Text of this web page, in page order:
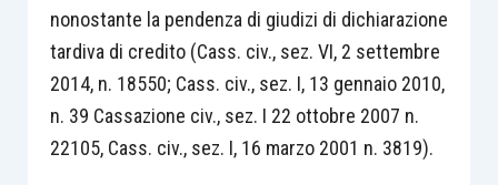
nonostante la pendenza di giudizi di dichiarazione
tardiva di credito (Cass. civ., sez. VI, 2 settembre
2014, n. 18550; Cass. civ., sez. I, 13 gennaio 2010,
n. 39 Cassazione civ., sez. I 22 ottobre 2007 n.
22105, Cass. civ., sez. I, 16 marzo 2001 n. 3819).